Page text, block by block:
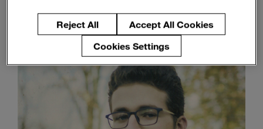
August 03, 20235-min read
Reject All
Accept All Cookies
Cookies Settings